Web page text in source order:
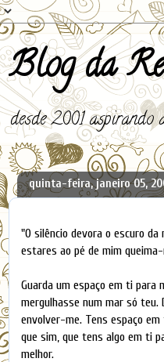
Blog da
desde 2001 aspirando
quinta-feira, janeiro 05,
"O silêncio devora o escuro
estares ao pé de mim
Guarda um espaço em ti para
mergulhasse num mar só
envolver-me. Tens espaço
que sim, que tens algo em ti
melhor.